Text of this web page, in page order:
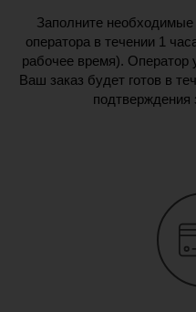
Заполните
оператора в течении 1
рабочее время). Оператор
Ваш заказ будет готов в
подтверждения